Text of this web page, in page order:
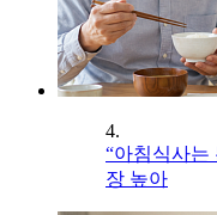
4.
“아침식사는
장 높아